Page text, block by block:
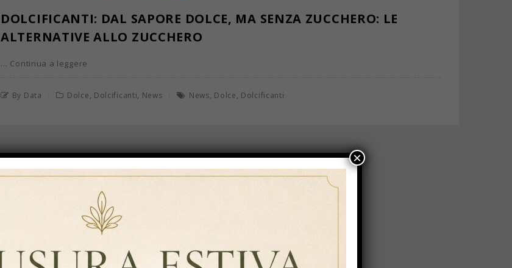
DOLCIFICANTI: DAL SAPORE DOLCE, MA SENZA ZUCCHERO: LE
ALTERNATIVE ALLO ZUCCHERO
… Continua a leggere
By Data Dolce, Dolcificanti, News News, Dolce, Dolcificanti
×